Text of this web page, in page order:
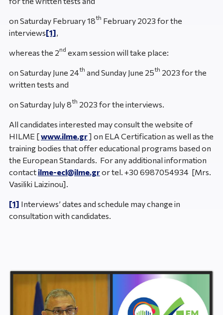
on Saturday February 18th February 2023 for the
interviews[1],
whereas the 2nd exam session will take place:
οn Saturday June 24th and Sunday June 25th 2023 for the
written tests and
on Saturday July 8th 2023 for the interviews.
All candidates interested may consult the website of
HILME [www.ilme.gr] on ELA Certification as well as the
training bodies that offer educational programs based on
the European Standards. For any additional information
contact ilme-ecl@ilme.gror tel. +30 6987054934 [Mrs.
Vasiliki Laizinou].
[1] Interviews’ dates and schedule may change in
consultation with candidates.